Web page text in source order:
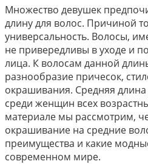
Множество девушек
длину для волос. Причиной
универсальность. Волосы,
не привередливы в уходе и
лица. К волосам данной
разнообразие причесок,
окрашивания. Средняя
среди женщин всех
материале мы рассмотрим,
окрашивание на средние
преимущества и какие
современном мире.